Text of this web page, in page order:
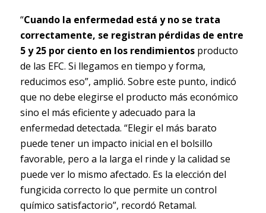
“Cuando la enfermedad está y no se trata
correctamente, se registran pérdidas de entre
5 y 25 por ciento en los rendimientos producto
de las EFC. Si llegamos en tiempo y forma,
reducimos eso”, amplió. Sobre este punto, indicó
que no debe elegirse el producto más económico
sino el más eficiente y adecuado para la
enfermedad detectada. “Elegir el más barato
puede tener un impacto inicial en el bolsillo
favorable, pero a la larga el rinde y la calidad se
puede ver lo mismo afectado. Es la elección del
fungicida correcto lo que permite un control
químico satisfactorio”, recordó Retamal.